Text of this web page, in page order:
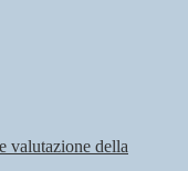
valutazione della